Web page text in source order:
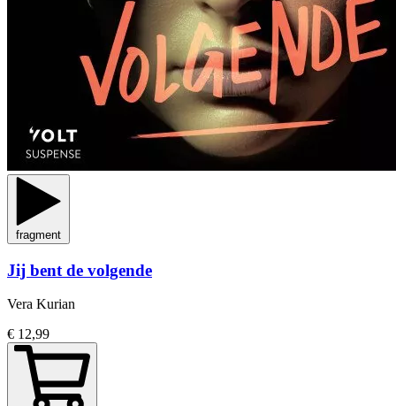
fragment
Jij bent de volgende
Vera Kurian
€ 12,99